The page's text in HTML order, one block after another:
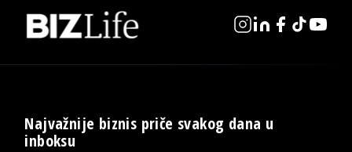
Najvažnije biznis priče svakog dana u
inboksu